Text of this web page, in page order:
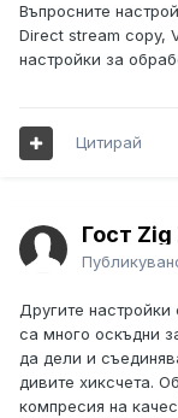
Въпросните
Direct stream copy,
настройки за
Цитирай
Гост Zig
Другите
са много оскъдни
да дели и
дивите хиксчета.
компресия на